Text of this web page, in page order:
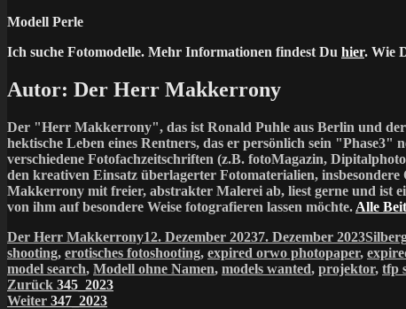
Modell Perle
Ich suche Fotomodelle. Mehr Informationen findest Du hier. Wie
Autor: Der Herr Makkerrony
Der "Herr Makkerrony", das ist Ronald Puhle aus Berlin und
hektische Leben eines Rentners, das er persönlich sein
verschiedene Fotofachzeitschriften (z.B. fotoMagazin,
den kreativen Einsatz überlagerter Fotomaterialien,
Makkerrony mit freier, abstrakter Malerei ab, liest gerne und ist
von ihm auf besondere Weise fotografieren lassen möchte. Alle
Autor
Der Herr MakkerronyVeröffentlicht
am
12. Dezember 20237. Dezember 2023
shooting, erotisches fotoshooting, expired orwo photopaper,
model search, Modell ohne Namen, models wanted, projektor, tfp
Beitragsnavigation
Zurück Vorheriger
Beitrag:
345_2023
Weiter Nächster
347_2023